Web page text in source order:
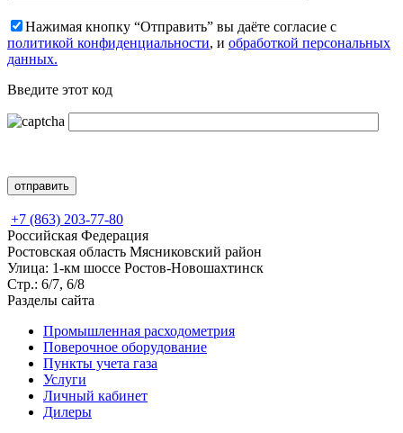
Нажимая кнопку “Отправить” вы даёте согласие с
политикой конфиденциальности, и обработкой персональных
данных.
Введите этот код
+7 (863) 203-77-80
Российская Федерация
Ростовская область Мясниковский район
Улица: 1-км шоссе Ростов-Новошахтинск
Стр.: 6/7, 6/8
Разделы сайта
Промышленная расходометрия
Поверочное оборудование
Пункты учета газа
Услуги
Личный кабинет
Дилеры